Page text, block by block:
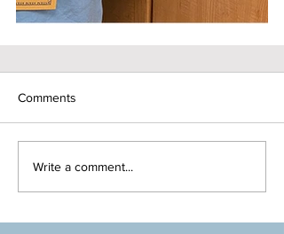
Comments
Write a comment...